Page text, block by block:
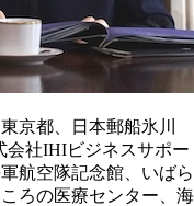
京都、日本郵船氷川
会社IHIビジネスサポー
航空隊記念館、いばら
ろの医療センター、海